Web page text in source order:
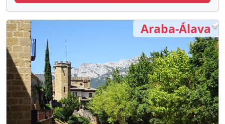
Araba-Álava